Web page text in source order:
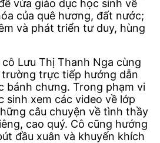
vừa giáo dục học sinh về
của quê hương, đất nước;
và phát triển tư duy, hùng
Lưu Thị Thanh Nga cùng
trực tiếp hướng dẫn
bánh chưng. Trong phạm vi
sinh xem các video về lớp
câu chuyện về tình thầy
cao quý. Cô cũng hướng
đầu xuân và khuyến khích